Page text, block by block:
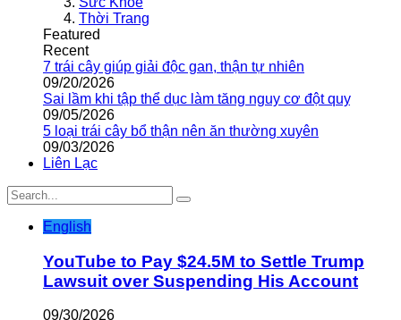
Thời Trang
Featured
Recent
7 trái cây giúp giải độc gan, thận tự nhiên
09/20/2026
Sai lầm khi tập thể dục làm tăng nguy cơ đột quỵ
09/05/2026
5 loại trái cây bổ thận nên ăn thường xuyên
09/03/2026
Liên Lạc
English
YouTube to Pay $24.5M to Settle Trump
Lawsuit over Suspending His Account
09/30/2026